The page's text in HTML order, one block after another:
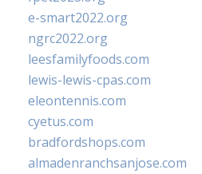
e-smart2022.org
ngrc2022.org
leesfamilyfoods.com
lewis-lewis-cpas.com
eleontennis.com
cyetus.com
bradfordshops.com
almadenranchsanjose.com